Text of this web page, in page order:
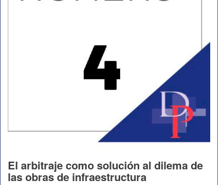
El arbitraje como solución al dilema de
las obras de infraestructura